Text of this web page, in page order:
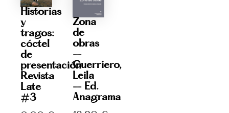
Historias
y
tragos:
cóctel
de
presentación
Revista
Late
#3
Zona
de
obras
–
Guerriero,
Leila
– Ed.
Anagrama